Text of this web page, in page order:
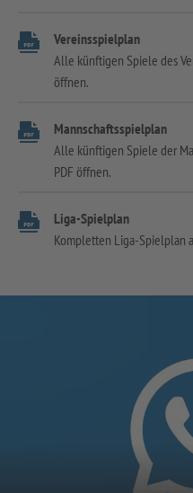
Vereinsspielplan
Alle künftigen Spiele des
öffnen.
Mannschaftsspielplan
Alle künftigen Spiele der
PDF öffnen.
Liga-Spielplan
Kompletten Liga-Spielplan